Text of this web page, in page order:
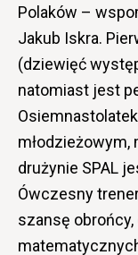
Polaków –
Jakub Iskra.
(dziewięć
natomiast jest
drużynie SPAL
Ówczesny
szansę obrońcy,